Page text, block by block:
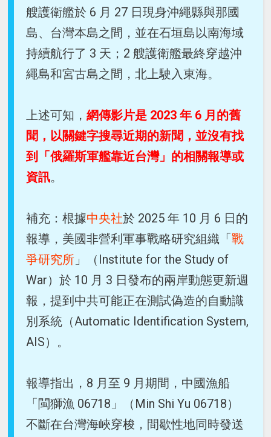
艘護衛艦於 6 月 27 日現身沖繩縣與那國
島、台灣本島之間，並在石垣島以南海域
持續航行了 3 天；2 艘護衛艦最終穿越沖
繩島和宮古島之間，北上駛入東海。
上述可知，網傳影片是 2023 年 6 月的舊
聞，以關鍵字搜尋近期的新聞，並沒有找
到「俄羅斯軍艦靠近台灣」的相關報導或
資訊。
補充：根據中央社於 2025 年 10 月 6 日的
報導，美國非營利軍事戰略研究組織「戰
爭研究所 」（Institute for the Study of
War）於 10 月 3 日發布的兩岸動態更新週
報，提到中共可能正在測試偽造的自動識
別系統（Automatic Identification System,
AIS）。
報導指出，8 月至 9 月期間，中國漁船
「閩獅漁 06718」（Min Shi Yu 06718）
不斷在台灣海峽穿梭，間歇性地同時發送